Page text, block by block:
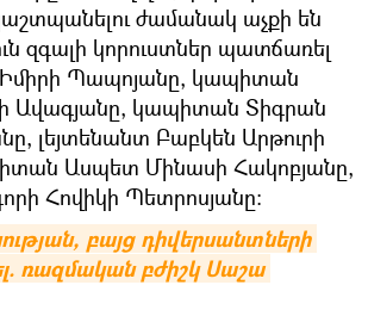
ժամանակ աչքի են
զգալի կորուստներ պատճառել
Իմիրի Պապոյանը, կապիտան
Ավագյանը, կապիտան Տիգրան
լեյտենանտ Բաբկեն Արթուրի
Ասպետ Մինասի Հակոբյանը,
Հովիկի Պետրոսյանը:
բայց դիվերսանտների
ռազմական բժիշկ Սաշա